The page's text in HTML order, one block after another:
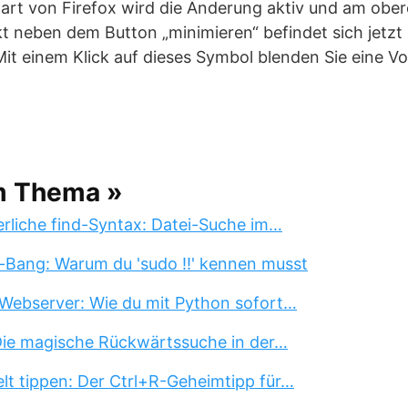
von Firefox wird die Änderung aktiv und am
neben dem Button „minimieren“ befindet sich jetzt
einem Klick auf dieses Symbol blenden Sie eine
Thema »
find-Syntax: Datei-Suche im…
Warum du 'sudo !!' kennen musst
Wie du mit Python sofort…
magische Rückwärtssuche in der…
tippen: Der Ctrl+R-Geheimtipp für…